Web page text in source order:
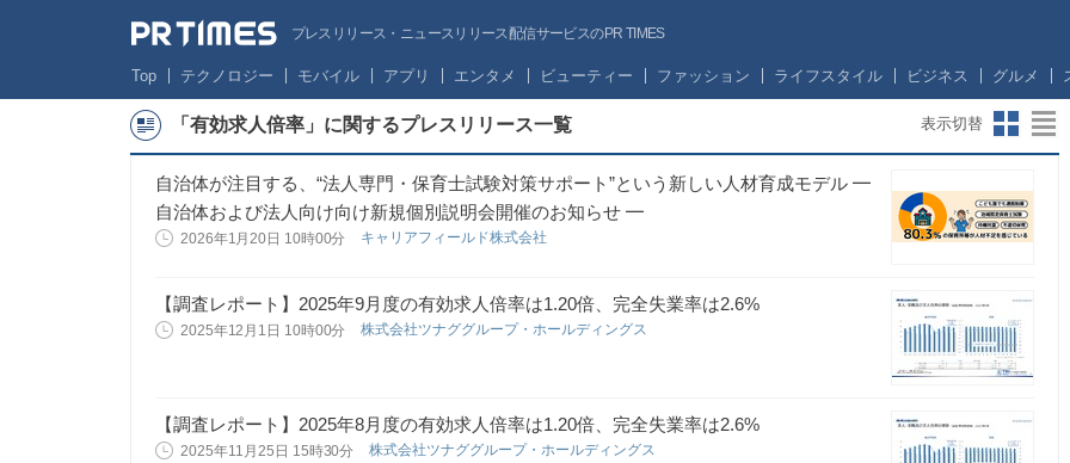
プレスリリース・ニュースリリース配信サービスのPR TIMES
Top テクノロジー モバイル アプリ エンタメ ビューティー ファッション ライフスタイル ビジネス グルメ
「有効求人倍率」に関するプレスリリース一覧 表示切替
自治体が注目する、“法人専門・保育士試験対策サポート”という新しい人材育成モデル ━
自治体および法人向け向け新規個別説明会開催のお知らせ ━
2026年1月20日 10時00分 キャリアフィールド株式会社
【調査レポート】2025年9月度の有効求人倍率は1.20倍、完全失業率は2.6%
2025年12月1日 10時00分 株式会社ツナググループ・ホールディングス
【調査レポート】2025年8月度の有効求人倍率は1.20倍、完全失業率は2.6%
2025年11月25日 15時30分 株式会社ツナググループ・ホールディングス